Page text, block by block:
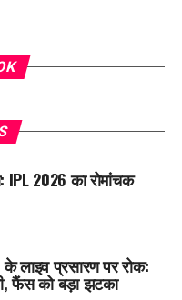
IPL 2026 का रोमांचक
लाइव प्रसारण पर रोक:
फैंस को बड़ा झटका